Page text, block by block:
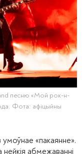
песню «Мой рок-н-
Фота: афіцыйны
«пакаянне».
абмежаванні